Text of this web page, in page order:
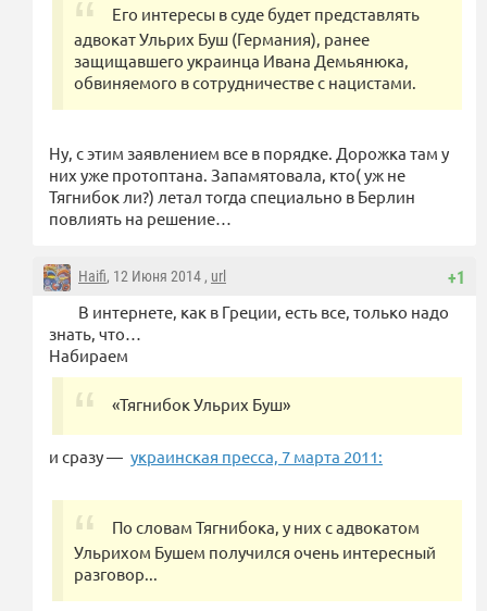
Его интересы в суде будет представлять
адвокат Ульрих Буш (Германия), ранее
защищавшего украинца Ивана Демьянюка,
обвиняемого в сотрудничестве с нацистами.
Ну, с этим заявлением все в порядке. Дорожка там у
них уже протоптана. Запамятовала, кто( уж не
Тягнибок ли?) летал тогда специально в Берлин
повлиять на решение…
+1
Haifi, 12 Июня 2014 , url
В интернете, как в Греции, есть все, только надо
знать, что…
Набираем
«Тягнибок Ульрих Буш»
и сразу — украинская пресса, 7 марта 2011:
По словам Тягнибока, у них с адвокатом
Ульрихом Бушем получился очень интересный
разговор...